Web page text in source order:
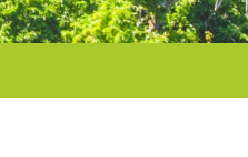
VIDEÓK